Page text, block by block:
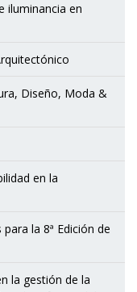
iluminancia en
Diseño, Moda &
en la
la 8ª Edición de
la gestión de la